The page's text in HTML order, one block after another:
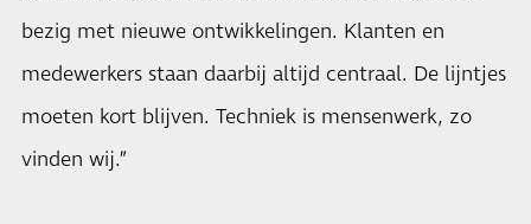
bezig met nieuwe ontwikkelingen. Klanten en
medewerkers staan daarbij altijd centraal. De lijntjes
moeten kort blijven. Techniek is mensenwerk, zo
vinden wij.”